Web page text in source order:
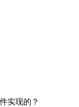
实现的？